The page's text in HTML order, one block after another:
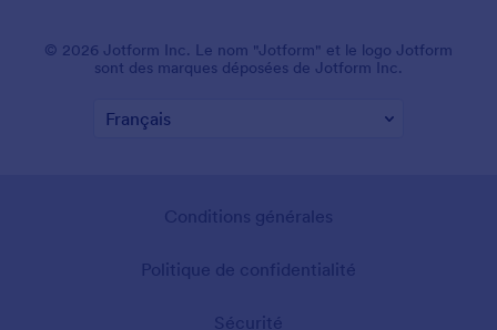
© 2026 Jotform Inc. Le nom "Jotform" et le logo Jotform
sont des marques déposées de Jotform Inc.
Conditions générales
Politique de confidentialité
Sécurité